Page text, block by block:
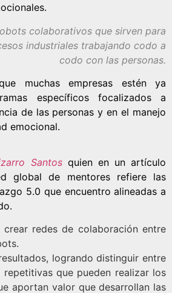
colaborativos que sirven para
industriales trabajando codo a
codo con las personas.
muchas empresas estén ya
específicos focalizados a
de las personas y en el manejo
emocional.
Santosquien en un artículo
global de mentores refiere las
5.0 que encuentro alineadas a
crear redes de colaboración entre
logrando distinguir entre
repetitivas que pueden realizar los
aportan valor que desarrollan las